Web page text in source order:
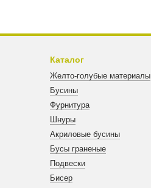
Каталог
Желто-голубые материалы
Бусины
Фурнитура
Шнуры
Акриловые бусины
Бусы граненые
Подвески
Бисер